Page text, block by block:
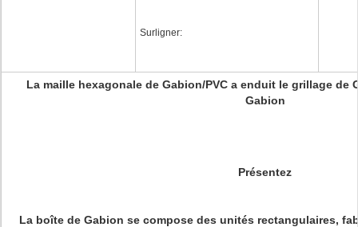
Surligner:
La maille hexagonale de Gabion/PVC a enduit le grillage de
Gabion
Présentez
La boîte de Gabion se compose des unités rectangulaires,